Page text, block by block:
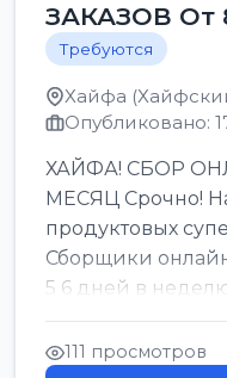
ЗАКАЗОВ От
Требуются
Хайфа
Опубликовано:
ХАЙФА! СБОР
МЕСЯЦ Срочно!
продуктовых
Сборщики
5 6 дней в
Колле ОП...
111 просмотров